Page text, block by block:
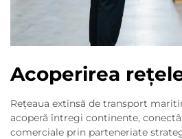
Acoperirea
Rețeaua extinsă de transport
acoperă întregi continente,
comerciale prin parteneriate